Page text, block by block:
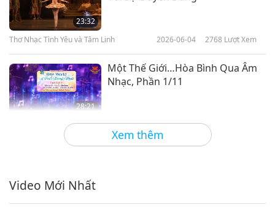
Xem thêm
23:32
Thơ Nhạc Tình Yêu và Tâm Linh 2026-06-04 2768 Lượt Xem
28:21
Một Thế Giới…Hòa Bình Qua Âm
Nhạc, Phần 1/11
Thơ Nhạc Tình Yêu và Tâm Linh 2026-05-05 4221
23:25
Video Mới Nhất